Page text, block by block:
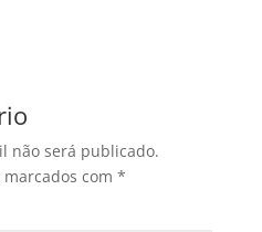
não será publicado.
com *